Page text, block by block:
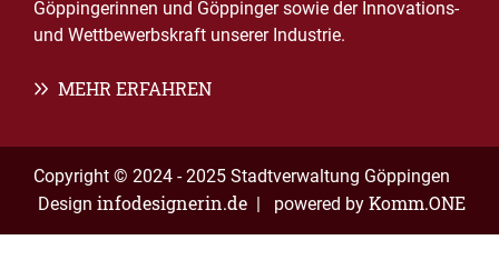
Göppingerinnen und Göppinger sowie der Innovations-
und Wettbewerbskraft unserer Industrie.
MEHR ERFAHREN
Copyright © 2024 - 2025 Stadtverwaltung Göppingen
Design infodesignerin.de | powered by Komm.ONE